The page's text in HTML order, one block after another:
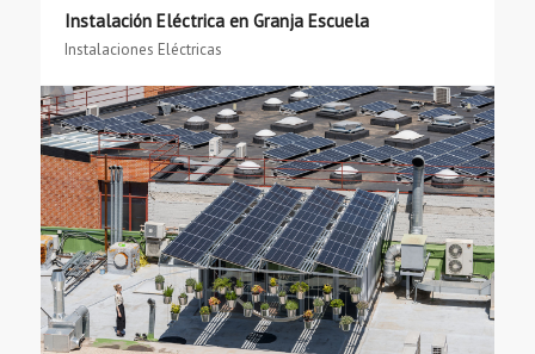
Instalación Eléctrica en Granja Escuela
Instalaciones Eléctricas